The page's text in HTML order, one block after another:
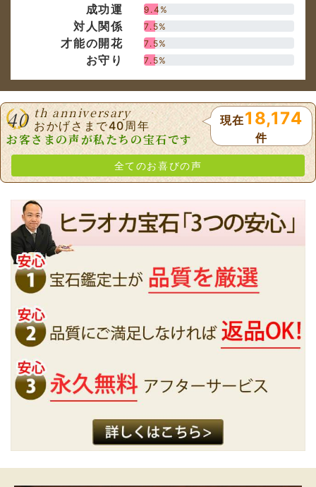
th anniversary
おかげさまで40周年
お客さまの声が私たちの宝石です
全てのお喜びの声